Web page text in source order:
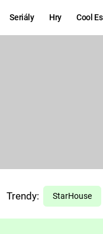
Seriály Hry Cool
Trendy: StarHouse